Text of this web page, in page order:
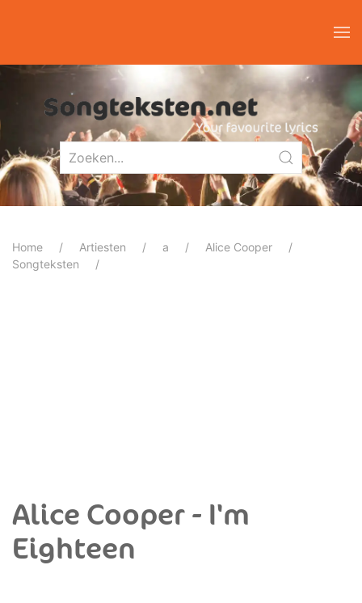
Home Artiesten a
Alice Cooper
Songteksten
Alice Cooper - I'm
Eighteen